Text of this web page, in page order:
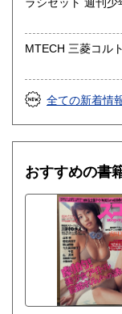
MTECH 三菱コル
全ての新着情
おすすめの書